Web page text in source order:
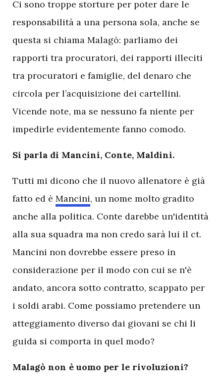
Ci sono troppe storture per poter dare le
responsabilità a una persona sola, anche se
questa si chiama Malagò: parliamo dei
rapporti tra procuratori, dei rapporti illeciti
tra procuratori e famiglie, del denaro che
circola per l’acquisizione dei cartellini.
Vicende note, ma se nessuno fa niente per
impedirle evidentemente fanno comodo.
Si parla di Mancini, Conte, Maldini.
Tutti mi dicono che il nuovo allenatore è già
fatto ed è Mancini, un nome molto gradito
anche alla politica. Conte darebbe un'identità
alla sua squadra ma non credo sarà lui il ct.
Mancini non dovrebbe essere preso in
considerazione per il modo con cui se n'è
andato, ancora sotto contratto, scappato per
i soldi arabi. Come possiamo pretendere un
atteggiamento diverso dai giovani se chi li
guida si comporta in quel modo?
Malagò non è uomo per le rivoluzioni?